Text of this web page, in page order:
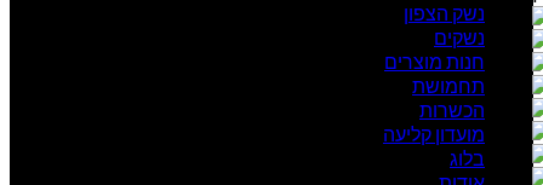
נשק הצפון
נשקים
חנות מוצרים
תחמושת
הכשרות
מועדון קליעה
בלוג